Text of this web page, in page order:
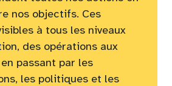
nos objectifs. Ces
à tous les niveaux
des opérations aux
passant par les
les politiques et les